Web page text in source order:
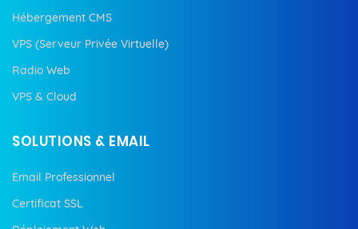
Hébergement CMS
VPS (Serveur Privée Virtuelle)
Radio Web
VPS & Cloud
SOLUTIONS & EMAIL
Email Professionnel
Certificat SSL